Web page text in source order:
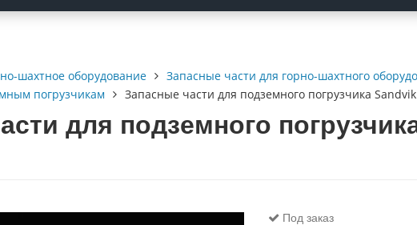
шахтное оборудование
Запасные части для горно-шахтного
погрузчикам
Запасные части для подземного погрузчика
для подземного
Под заказ